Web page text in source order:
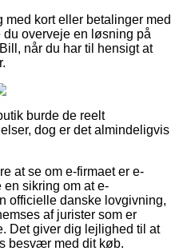
kort eller betalinger med
overveje en løsning på
når du har til hensigt at
burde de reelt
dog er det almindeligvis
at se om e-firmaet er e-
sikring om at e-
officielle danske lovgivning,
af jurister som er
Det giver dig lejlighed til at
besvær med dit køb.